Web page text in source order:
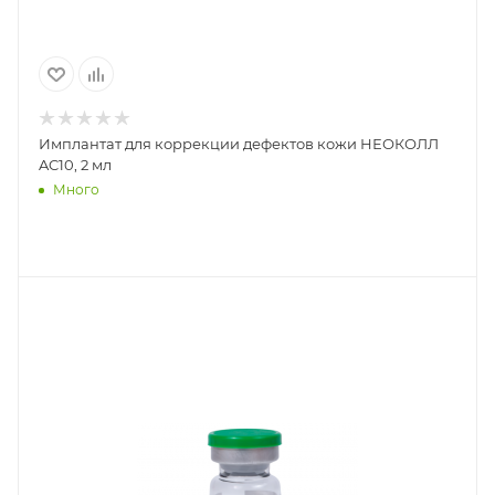
Имплантат для коррекции дефектов кожи НЕОКОЛЛ
AC10, 2 мл
Много